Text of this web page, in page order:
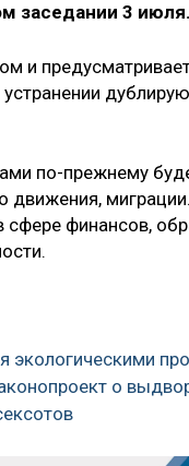
заседании 3 июля.
и
по-прежнему
движения,
сфере финансов,
экологическими
о